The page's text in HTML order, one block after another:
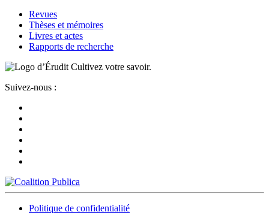
Revues
Thèses et mémoires
Livres et actes
Rapports de recherche
Cultivez votre savoir.
Suivez-nous :
Politique de confidentialité